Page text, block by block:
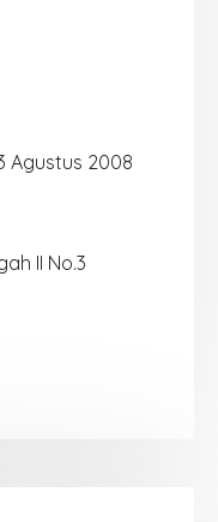
Agustus 2008
II No.3